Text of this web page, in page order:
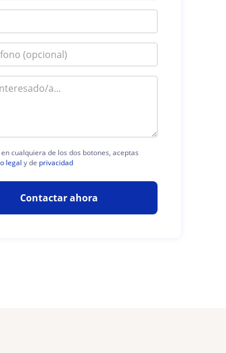
cualquiera de los dos botones, aceptas
legal y de privacidad
Contactar ahora